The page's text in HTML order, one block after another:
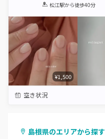
1 2 3 4 5
松江駅から徒歩40分
¥1,500
空き状況
島根県のエリアから探す